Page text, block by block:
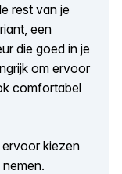
rest van je
een
die goed in je
om ervoor
comfortabel
ervoor kiezen